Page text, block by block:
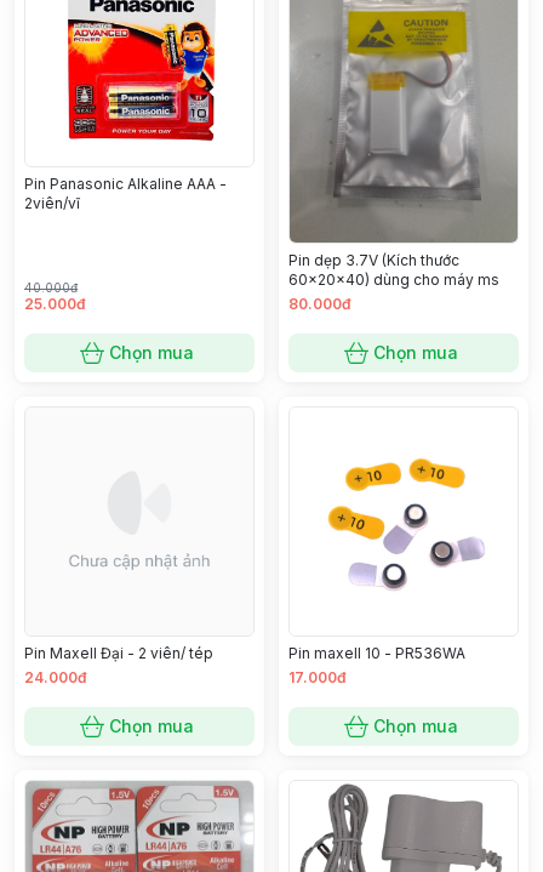
Pin Panasonic Alkaline AAA -
2viên/vĩ
40.000đ
25.000đ
Chọn mua
Pin dẹp 3.7V (Kích thước
60x20x40) dùng cho máy ms
80.000đ
Chọn mua
Pin Maxell Đại - 2 viên/ tép
24.000đ
Chọn mua
Pin maxell 10 - PR536WA
17.000đ
Chọn mua